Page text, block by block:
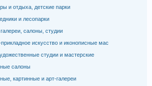
и отдыха, детские парки
и лесопарки
салоны, студии
искусство и иконописные мас
студии и мастерские
салоны
картинные и арт-галереи